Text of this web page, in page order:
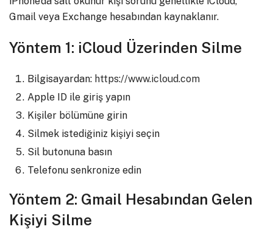
Gmail veya Exchange hesabından kaynaklanır.
Yöntem 1: iCloud Üzerinden Silme
Bilgisayardan: https://www.icloud.com
Apple ID ile giriş yapın
Kişiler bölümüne girin
Silmek istediğiniz kişiyi seçin
Sil butonuna basın
Telefonu senkronize edin
Yöntem 2: Gmail Hesabından Gelen
Kişiyi Silme